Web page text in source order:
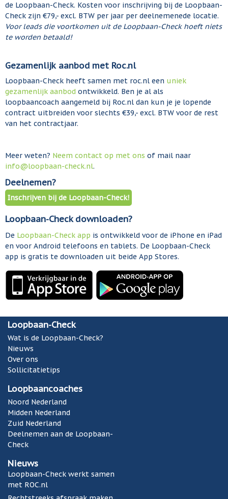
de Loopbaan-Check. Kosten voor inschrijving bij de Loopbaan-
Check zijn €79,- excl. BTW per jaar per deelnemenede locatie.
Voor leads die voortkomen uit de Loopbaan-Check hoeft niets
te worden betaald!
Gezamenlijk aanbod met Roc.nl
Loopbaan-Check heeft samen met roc.nl een uniek
gezamenlijk aanbod ontwikkeld. Ben je al als
loopbaancoach aangemeld bij Roc.nl dan kun je je lopende
contract uitbreiden voor slechts €39,- excl. BTW voor de rest
van het contractjaar.
Meer weten? Neem contact op met ons of mail naar
info@loopbaan-check.nl.
Deelnemen?
Inschrijven bij de Loopbaan-Check!
Loopbaan-Check downloaden?
De Loopbaan-Check app is ontwikkeld voor de iPhone en iPad
en voor Android telefoons en tablets. De Loopbaan-Check
app is gratis te downloaden uit beide App Stores.
Loopbaan-Check
Wat is de Loopbaan-Check?
Nieuws
Over ons
Sollicitatietips
Loopbaancoaches
Noord Nederland
Midden Nederland
Zuid Nederland
Deelnemen aan de Loopbaan-
Check
Nieuws
Loopbaan-Check werkt samen
met ROC.nl